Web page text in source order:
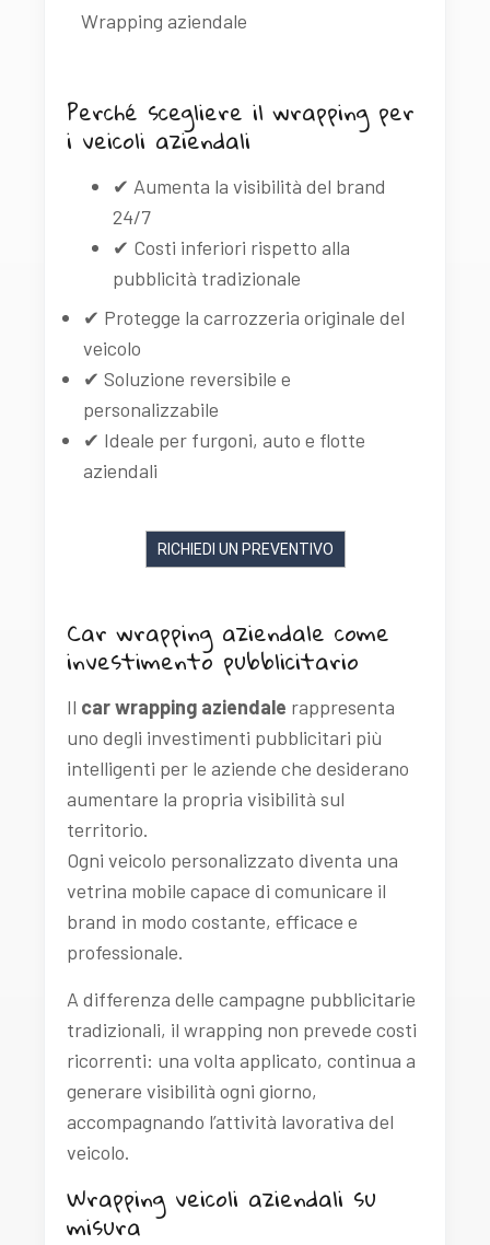
Perché scegliere il wrapping per
i veicoli aziendali
✔ Aumenta la visibilità del brand
24/7
✔ Costi inferiori rispetto alla
pubblicità tradizionale
✔ Protegge la carrozzeria originale del
veicolo
✔ Soluzione reversibile e
personalizzabile
✔ Ideale per furgoni, auto e flotte
aziendali
RICHIEDI UN PREVENTIVO
Car wrapping aziendale come
investimento pubblicitario
Il car wrapping aziendale rappresenta
uno degli investimenti pubblicitari più
intelligenti per le aziende che desiderano
aumentare la propria visibilità sul
territorio.
Ogni veicolo personalizzato diventa una
vetrina mobile capace di comunicare il
brand in modo costante, efficace e
professionale.
A differenza delle campagne pubblicitarie
tradizionali, il wrapping non prevede costi
ricorrenti: una volta applicato, continua a
generare visibilità ogni giorno,
accompagnando l’attività lavorativa del
veicolo.
Wrapping veicoli aziendali su
misura